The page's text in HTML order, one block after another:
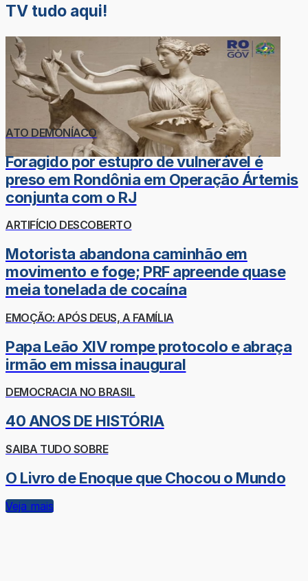
TV tudo aqui!
ATO DEMONÍACO
Foragido por estupro de vulnerável é
preso em Rondônia em Operação Ártemis
conjunta com o RJ
ARTIFÍCIO DESCOBERTO
Motorista abandona caminhão em
movimento e foge; PRF apreende quase
meia tonelada de cocaína
EMOÇÃO: APÓS DEUS, A FAMÍLIA
Papa Leão XIV rompe protocolo e abraça
irmão em missa inaugural
DEMOCRACIA NO BRASIL
40 ANOS DE HISTÓRIA
SAIBA TUDO SOBRE
O Livro de Enoque que Chocou o Mundo
Veja mais